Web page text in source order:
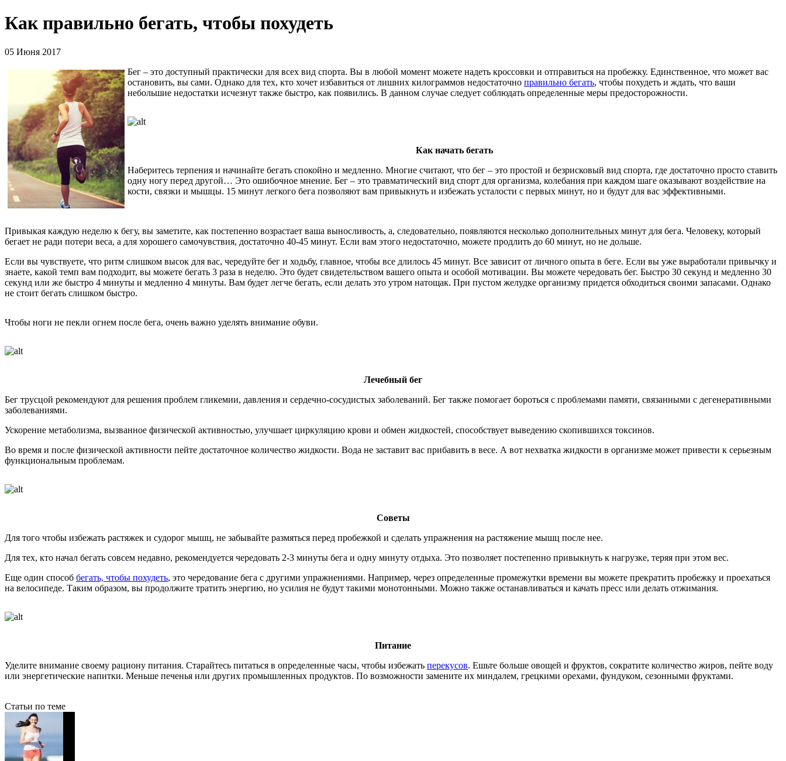
Как правильно бегать, чтобы похудеть
05 Июня 2017
Бег – это доступный практически для всех вид спорта. Вы в любой момент можете надеть кроссовки и отправиться на пробежку. Единственное, что может вас
остановить, вы сами. Однако для тех, кто хочет избавиться от лишних килограммов недостаточно правильно бегать, чтобы похудеть и ждать, что ваши
небольшие недостатки исчезнут также быстро, как появились. В данном случае следует соблюдать определенные меры предосторожности.
Как начать бегать
Наберитесь терпения и начинайте бегать спокойно и медленно. Многие считают, что бег – это простой и безрисковый вид спорта, где достаточно просто ставить
одну ногу перед другой… Это ошибочное мнение. Бег – это травматический вид спорт для организма, колебания при каждом шаге оказывают воздействие на
кости, связки и мышцы. 15 минут легкого бега позволяют вам привыкнуть и избежать усталости с первых минут, но и будут для вас эффективными.
Привыкая каждую неделю к бегу, вы заметите, как постепенно возрастает ваша выносливость, а, следовательно, появляются несколько дополнительных минут для бега. Человеку, который
бегает не ради потери веса, а для хорошего самочувствия, достаточно 40-45 минут. Если вам этого недостаточно, можете продлить до 60 минут, но не дольше.
Если вы чувствуете, что ритм слишком высок для вас, чередуйте бег и ходьбу, главное, чтобы все длилось 45 минут. Все зависит от личного опыта в беге. Если вы уже выработали привычку и
знаете, какой темп вам подходит, вы можете бегать 3 раза в неделю. Это будет свидетельством вашего опыта и особой мотивации. Вы можете чередовать бег. Быстро 30 секунд и медленно 30
секунд или же быстро 4 минуты и медленно 4 минуты. Вам будет легче бегать, если делать это утром натощак. При пустом желудке организму придется обходиться своими запасами. Однако
не стоит бегать слишком быстро.
Чтобы ноги не пекли огнем после бега, очень важно уделять внимание обуви.
Лечебный бег
Бег трусцой рекомендуют для решения проблем гликемии, давления и сердечно-сосудистых заболеваний. Бег также помогает бороться с проблемами памяти, связанными с дегенеративными
заболеваниями.
Ускорение метаболизма, вызванное физической активностью, улучшает циркуляцию крови и обмен жидкостей, способствует выведению скопившихся токсинов.
Во время и после физической активности пейте достаточное количество жидкости. Вода не заставит вас прибавить в весе. А вот нехватка жидкости в организме может привести к серьезным
функциональным проблемам.
Советы
Для того чтобы избежать растяжек и судорог мышц, не забывайте размяться перед пробежкой и сделать упражнения на растяжение мышц после нее.
Для тех, кто начал бегать совсем недавно, рекомендуется чередовать 2-3 минуты бега и одну минуту отдыха. Это позволяет постепенно привыкнуть к нагрузке, теряя при этом вес.
Еще один способ бегать, чтобы похудеть, это чередование бега с другими упражнениями. Например, через определенные промежутки времени вы можете прекратить пробежку и проехаться
на велосипеде. Таким образом, вы продолжите тратить энергию, но усилия не будут такими монотонными. Можно также останавливаться и качать пресс или делать отжимания.
Питание
Уделите внимание своему рациону питания. Старайтесь питаться в определенные часы, чтобы избежать перекусов. Ешьте больше овощей и фруктов, сократите количество жиров, пейте воду
или энергетические напитки. Меньше печенья или других промышленных продуктов. По возможности замените их миндалем, грецкими орехами, фундуком, сезонными фруктами.
Статьи по теме